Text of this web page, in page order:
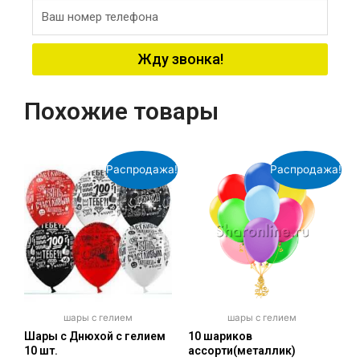
Жду звонка!
Похожие товары
Распродажа!
шары с гелием
Шары с Днюхой с гелием
10 шт.
Распродажа!
шары с гелием
10 шариков
ассорти(металлик)